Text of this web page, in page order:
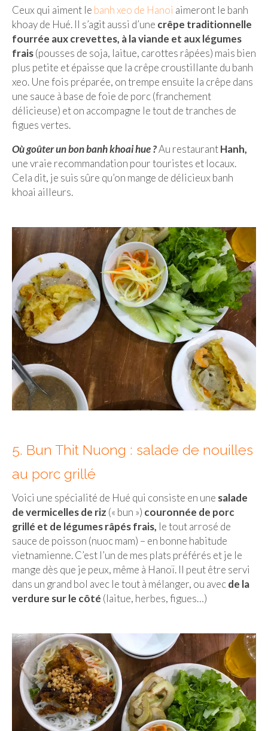
– Hanoi
– Hué & Hoi An
– Quy Nhon
BONNES ADRESSES
BERLIN
Restos asiatiques
Marchés
CHIANG MAI
HANOI
Cafés insolites
Cafés avec vue sur lac
LONDRES
Marchés
Cafés
PARIS
Restos chinois
Restos japonais
Restos vietnamiens
Ceux qui aiment le banh xeo de Hanoi aimeront le banh
khoay de Hué. Il s’agit aussi d’une crêpe traditionnelle
fourrée aux crevettes, à la viande et aux légumes
frais(pousses de soja, laitue, carottes râpées) mais bien
plus petite et épaisse que la crêpe croustillante du banh
xeo. Une fois préparée, on trempe ensuite la crêpe dans
une sauce à base de foie de porc (franchement
délicieuse) et on accompagne le tout de tranches de
figues vertes.
Où goûter un bon banh khoai hue ?Au restaurantHanh,
une vraie recommandation pour touristes et locaux.
Cela dit, je suis sûre qu’on mange de délicieux banh
khoai ailleurs.
5. Bun Thit Nuong : salade de nouilles
au porc grillé
Voici une spécialité de Hué qui consiste en une salade
de vermicelles de riz (« bun ») couronnée de porc
grillé et de légumes râpés frais, le tout arrosé de
sauce de poisson (nuoc mam) – en bonne habitude
vietnamienne. C’est l’un de mes plats préférés et je le
mange dès que je peux, même à Hanoï. Il peut être servi
dans un grand bol avec le tout à mélanger, ou avecde la
verdure sur le côté (laitue, herbes, figues…)